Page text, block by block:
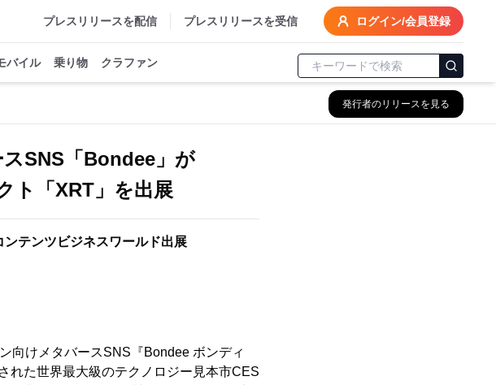
プレスリリースを配信 プレスリリースを受信 ログイン/会員登録
バイル 乗り物 クラファン
発行者のリリースを見る
SNS「Bondee」が
ト「XRT」を出展
テンツビジネスワールド出展
向けメタバースSNS『Bondee ボンディ
れた世界最大級のテクノロジー見本市CES